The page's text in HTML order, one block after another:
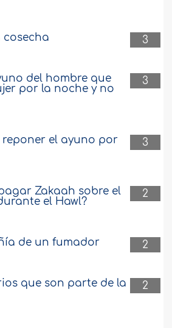
3
cosecha
3
del hombre que
por la noche y no
3
el ayuno por
2
Zakaah sobre el
el Hawl?
2
de un fumador
2
que son parte de la